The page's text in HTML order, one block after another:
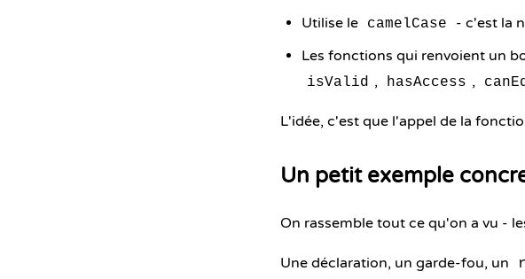
Utilise le
camelCase
- c'est la
Les fonctions qui renvoient un
isValid , hasAccess ,
L'idée, c'est que l'appel de la
Un petit exemple
On rassemble tout ce qu'on a vu -
Une déclaration, un garde-fou, un